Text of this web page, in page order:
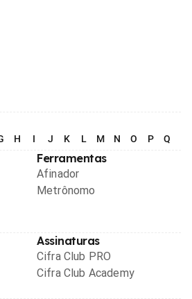
H I J K L M N O P Q
Ferramentas
Afinador
Metrônomo
Assinaturas
Cifra Club PRO
Cifra Club Academy